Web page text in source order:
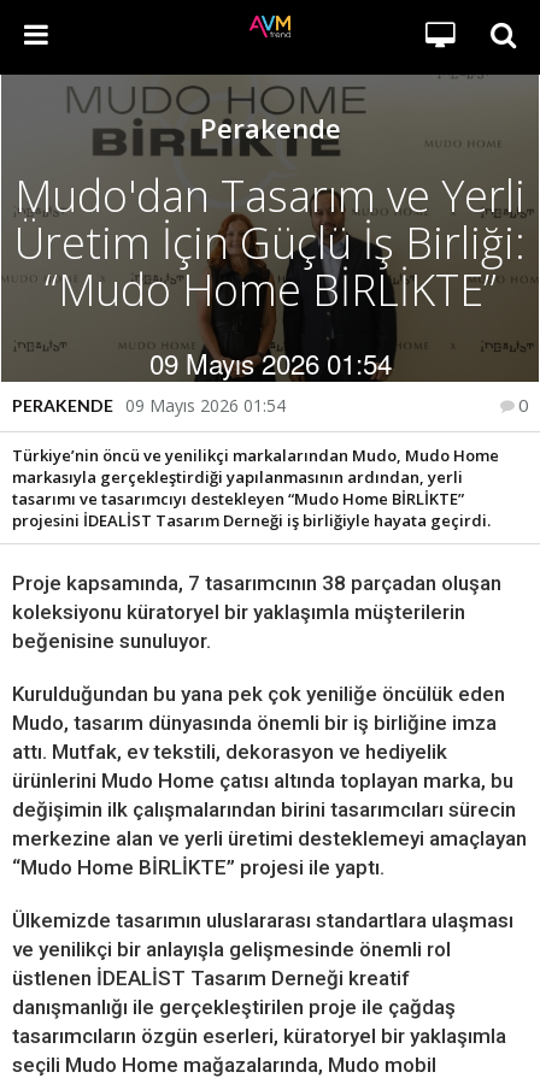
Perakende
Mudo'dan Tasarım ve Yerli
Üretim İçin Güçlü İş Birliği:
“Mudo Home BİRLİKTE”
09 Mayıs 2026 01:54
PERAKENDE 09 Mayıs 2026 01:54 0
Türkiye’nin öncü ve yenilikçi markalarından Mudo, Mudo Home
markasıyla gerçekleştirdiği yapılanmasının ardından, yerli
tasarımı ve tasarımcıyı destekleyen “Mudo Home BİRLİKTE”
projesini İDEALİST Tasarım Derneği iş birliğiyle hayata geçirdi.
Proje kapsamında, 7 tasarımcının 38 parçadan oluşan
koleksiyonu küratoryel bir yaklaşımla müşterilerin
beğenisine sunuluyor.
Kurulduğundan bu yana pek çok yeniliğe öncülük eden
Mudo, tasarım dünyasında önemli bir iş birliğine imza
attı. Mutfak, ev tekstili, dekorasyon ve hediyelik
ürünlerini Mudo Home çatısı altında toplayan marka, bu
değişimin ilk çalışmalarından birini tasarımcıları sürecin
merkezine alan ve yerli üretimi desteklemeyi amaçlayan
“Mudo Home BİRLİKTE” projesi ile yaptı.
Ülkemizde tasarımın uluslararası standartlara ulaşması
ve yenilikçi bir anlayışla gelişmesinde önemli rol
üstlenen İDEALİST Tasarım Derneği kreatif
danışmanlığı ile gerçekleştirilen proje ile çağdaş
tasarımcıların özgün eserleri, küratoryel bir yaklaşımla
seçili Mudo Home mağazalarında, Mudo mobil